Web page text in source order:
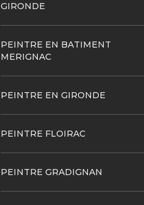
GIRONDE
PEINTRE EN BATIMENT
MERIGNAC
PEINTRE EN GIRONDE
PEINTRE FLOIRAC
PEINTRE GRADIGNAN